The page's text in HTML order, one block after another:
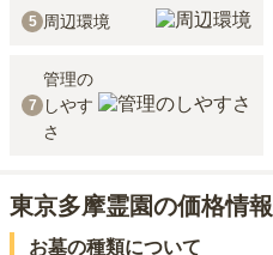
5 周辺環境
7
管理の
しやす
さ
東京多摩霊園の価格情報
お墓の種類について